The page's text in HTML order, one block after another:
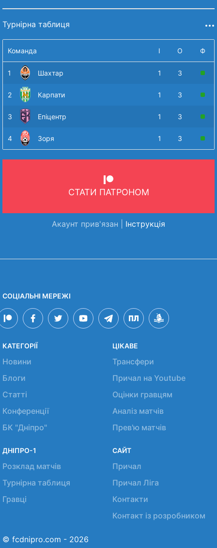
Турнірна таблиця
Команда І О Ф
1 Шахтар 1 3
2 Карпати 1 3
3 Епіцентр 1 3
4 Зоря 1 3
СТАТИ ПАТРОНОМ
Акаунт прив'язан | Інструкція
СОЦІАЛЬНІ МЕРЕЖІ
КАТЕГОРІЇ
Новини
Блоги
Статті
Конференції
БК "Дніпро"
ЦІКАВЕ
Трансфери
Причал на Youtube
Оцінки гравцям
Аналіз матчів
Прев'ю матчів
ДНІПРО-1
Розклад матчів
Турнірна таблиця
Гравці
САЙТ
Причал
Причал Ліга
Контакти
Контакт із розробником
© fcdnipro.com - 2026